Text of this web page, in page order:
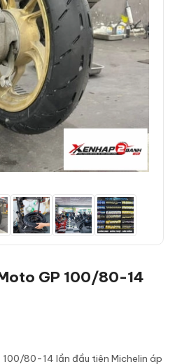
GP 100/80-14
100/80-14 lần đầu tiên Michelin áp